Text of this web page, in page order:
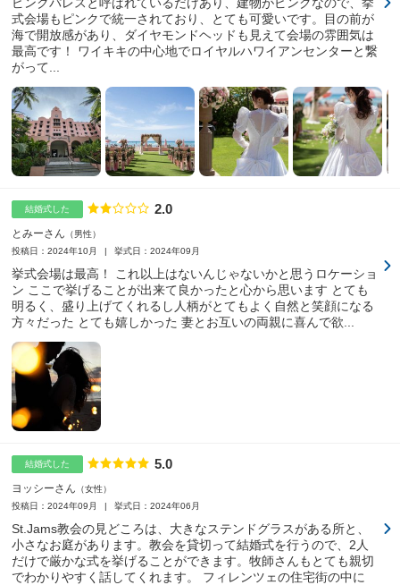
式会場もピンクで統一されており、とても可愛いです。目の前が
海で開放感があり、ダイヤモンドヘッドも見えて会場の雰囲気は
最高です！ ワイキキの中心地でロイヤルハワイアンセンターと繋
がって...
結婚式した 点数
2.0
とみーさん
男性
投稿日：2024年10月
挙式日：2024年09月
挙式会場は最高！ これ以上はないんじゃないかと思うロケーショ
ン ここで挙げることが出来て良かったと心から思います とても
明るく、盛り上げてくれるし人柄がとてもよく自然と笑顔になる
方々だった とても嬉しかった 妻とお互いの両親に喜んで欲...
結婚式した 点数
5.0
ヨッシーさん
女性
投稿日：2024年09月
挙式日：2024年06月
St.Jams教会の見どころは、大きなステンドグラスがある所と、
小さなお庭があります。教会を貸切って結婚式を行うので、2人
だけで厳かな式を挙げることができます。牧師さんもとても親切
でわかりやすく話してくれます。 フィレンツェの住宅街の中に